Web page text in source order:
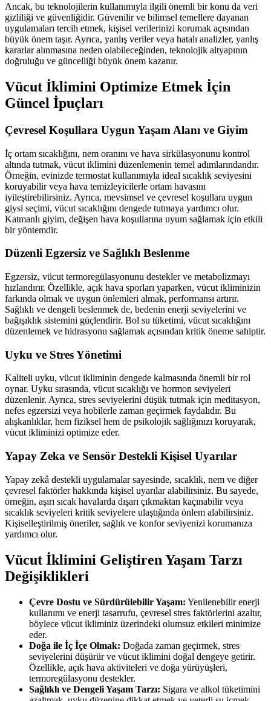
Ancak, bu teknolojilerin kullanımıyla ilgili önemli bir konu da veri
gizliliği ve güvenliğidir. Güvenilir ve bilimsel temellere dayanan
uygulamaları tercih etmek, kişisel verilerinizi korumak açısından
büyük önem taşır. Ayrıca, yanlış veriler veya hatalı analizler, yanlış
kararlar alınmasına neden olabileceğinden, teknolojik altyapının
doğruluğu ve güncelliği büyük önem kazanır.
Vücut İklimini Optimize Etmek İçin
Güncel İpuçları
Çevresel Koşullara Uygun Yaşam Alanı ve Giyim
İç ortam sıcaklığını, nem oranını ve hava sirkülasyonunu kontrol
altında tutmak, vücut iklimini düzenlemenin temel adımlarındandır.
Örneğin, evinizde termostat kullanımıyla ideal sıcaklık seviyesini
koruyabilir veya hava temizleyicilerle ortam havasını
iyileştirebilirsiniz. Ayrıca, mevsimsel ve çevresel koşullara uygun
giysi seçimi, vücut sıcaklığını dengede tutmaya yardımcı olur.
Katmanlı giyim, değişen hava koşullarına uyum sağlamak için etkili
bir yöntemdir.
Düzenli Egzersiz ve Sağlıklı Beslenme
Egzersiz, vücut termoregülasyonunu destekler ve metabolizmayı
hızlandırır. Özellikle, açık hava sporları yaparken, vücut ikliminizin
farkında olmak ve uygun önlemleri almak, performansı artırır.
Sağlıklı ve dengeli beslenmek de, bedenin enerji seviyelerini ve
bağışıklık sistemini güçlendirir. Bol su tüketimi, vücut sıcaklığını
düzenlemek ve hidrasyonu sağlamak açısından kritik öneme sahiptir.
Uyku ve Stres Yönetimi
Kaliteli uyku, vücut ikliminin dengede kalmasında önemli bir rol
oynar. Uyku sırasında, vücut sıcaklığı ve hormon seviyeleri
düzenlenir. Ayrıca, stres seviyelerini düşük tutmak için meditasyon,
nefes egzersizi veya hobilerle zaman geçirmek faydalıdır. Bu
alışkanlıklar, hem fiziksel hem de psikolojik sağlığınızı koruyarak,
vücut ikliminizi optimize eder.
Yapay Zeka ve Sensör Destekli Kişisel Uyarılar
Yapay zekâ destekli uygulamalar sayesinde, sıcaklık, nem ve diğer
çevresel faktörler hakkında kişisel uyarılar alabilirsiniz. Bu sayede,
örneğin, aşırı sıcak havalarda dışarı çıkmaktan kaçınabilir veya
sıcaklık seviyeleri kritik seviyelere ulaştığında önlem alabilirsiniz.
Kişiselleştirilmiş öneriler, sağlık ve konfor seviyenizi korumanıza
yardımcı olur.
Vücut İklimini Geliştiren Yaşam Tarzı
Değişiklikleri
Çevre Dostu ve Sürdürülebilir Yaşam: Yenilenebilir enerji
kullanımı ve enerji tasarrufu, çevresel stres faktörlerini azaltır,
böylece vücut ikliminiz üzerindeki olumsuz etkileri minimize
eder.
Doğa ile İç İçe Olmak: Doğada zaman geçirmek, stres
seviyelerini düşürür ve vücut iklimini doğal dengeye getirir.
Özellikle, açık hava aktiviteleri ve doğa yürüyüşleri,
termoregülasyonu destekler.
Sağlıklı ve Dengeli Yaşam Tarzı: Sigara ve alkol tüketimini